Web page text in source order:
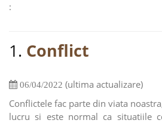
:
1. Conflict
06/04/2022 (ultima actualizare)
Conflictele fac parte din viata
lucru si este normal ca situatiile